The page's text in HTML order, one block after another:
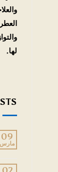
لها.
09
مارس